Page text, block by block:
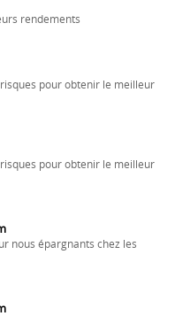
rendements
pour obtenir le meilleur
pour obtenir le meilleur
nous épargnants chez les